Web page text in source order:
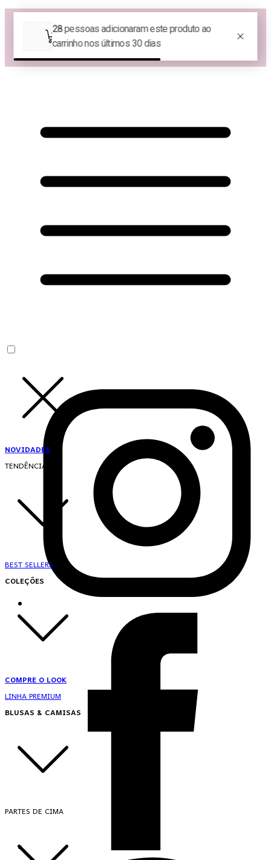
Las Queridas Club🌷 - Ganhe 5% Cashback em pontos na sua compra!
😍 Baixe nosso APP e tenha 10% OFF na sua 1ª compra no APP:
PRIMEIRANOAPP😍
♡ Coleção Nova: Grace in Motion ♡
NOVIDADES
TENDÊNCIAS
BEST SELLERS
COLEÇÕES
COMPRE O LOOK
LINHA PREMIUM
BLUSAS & CAMISAS
PARTES DE CIMA